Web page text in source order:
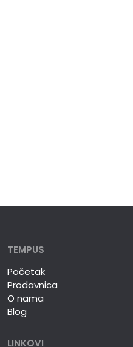
TEMPUS
Početak
Prodavnica
O nama
Blog
LINKOVI